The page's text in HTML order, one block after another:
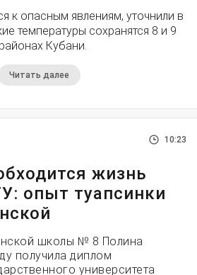
к опасным явлениям, уточнили в
температуры сохранятся 8 и 9
Кубани.
Читать далее
10:23
жизнь
опыт туапсинки
школы № 8 Полина
получила диплом
университета